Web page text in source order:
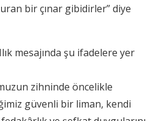
bir çınar gibidirler” diye
mesajında şu ifadelere yer
zihninde öncelikle
güvenli bir liman, kendi